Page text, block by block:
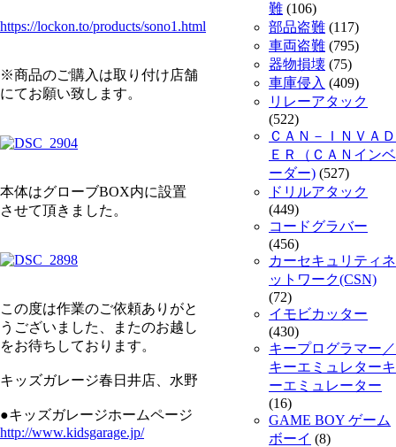
https://lockon.to/products/sono1.html
※商品のご購入は取り付け店舗
にてお願い致します。
本体はグローブBOX内に設置
させて頂きました。
この度は作業のご依頼ありがと
うございました、またのお越し
をお待ちしております。
キッズガレージ春日井店、水野
●キッズガレージホームページ
http://www.kidsgarage.jp/
難 (106)
部品盗難 (117)
車両盗難 (795)
器物損壊 (75)
車庫侵入 (409)
リレーアタック
(522)
ＣＡＮ－ＩＮＶＡＤ
ＥＲ（ＣＡＮインベ
ーダー) (527)
ドリルアタック
(449)
コードグラバー
(456)
カーセキュリティネ
ットワーク(CSN)
(72)
イモビカッター
(430)
キープログラマー／
キーエミュレターキ
ーエミュレーター
(16)
GAME BOY ゲーム
ボーイ (8)